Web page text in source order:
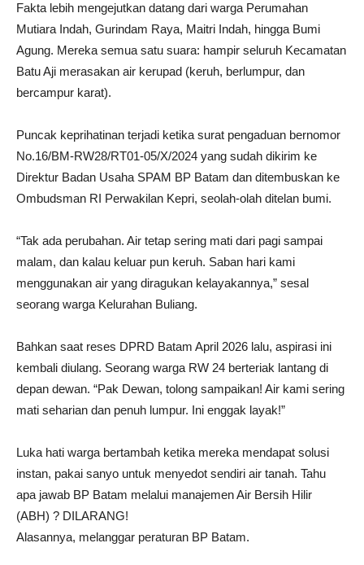
Fakta lebih mengejutkan datang dari warga Perumahan
Mutiara Indah, Gurindam Raya, Maitri Indah, hingga Bumi
Agung. Mereka semua satu suara: hampir seluruh Kecamatan
Batu Aji merasakan air kerupad (keruh, berlumpur, dan
bercampur karat).
Puncak keprihatinan terjadi ketika surat pengaduan bernomor
No.16/BM-RW28/RT01-05/X/2024 yang sudah dikirim ke
Direktur Badan Usaha SPAM BP Batam dan ditembuskan ke
Ombudsman RI Perwakilan Kepri, seolah-olah ditelan bumi.
“Tak ada perubahan. Air tetap sering mati dari pagi sampai
malam, dan kalau keluar pun keruh. Saban hari kami
menggunakan air yang diragukan kelayakannya,” sesal
seorang warga Kelurahan Buliang.
Bahkan saat reses DPRD Batam April 2026 lalu, aspirasi ini
kembali diulang. Seorang warga RW 24 berteriak lantang di
depan dewan. “Pak Dewan, tolong sampaikan! Air kami sering
mati seharian dan penuh lumpur. Ini enggak layak!”
Luka hati warga bertambah ketika mereka mendapat solusi
instan, pakai sanyo untuk menyedot sendiri air tanah. Tahu
apa jawab BP Batam melalui manajemen Air Bersih Hilir
(ABH) ? DILARANG!
Alasannya, melanggar peraturan BP Batam.